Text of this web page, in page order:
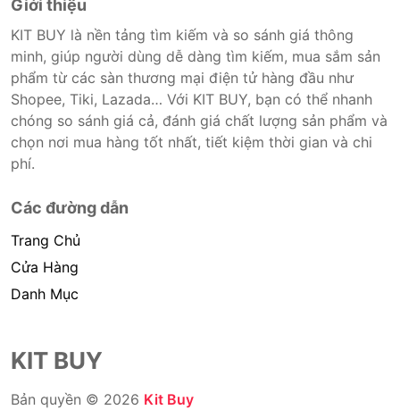
Giới thiệu
KIT BUY là nền tảng tìm kiếm và so sánh giá thông
minh, giúp người dùng dễ dàng tìm kiếm, mua sắm sản
phẩm từ các sàn thương mại điện tử hàng đầu như
Shopee, Tiki, Lazada… Với KIT BUY, bạn có thể nhanh
chóng so sánh giá cả, đánh giá chất lượng sản phẩm và
chọn nơi mua hàng tốt nhất, tiết kiệm thời gian và chi
phí.
Các đường dẫn
Trang Chủ
Cửa Hàng
Danh Mục
KIT BUY
Bản quyền © 2026 Kit Buy